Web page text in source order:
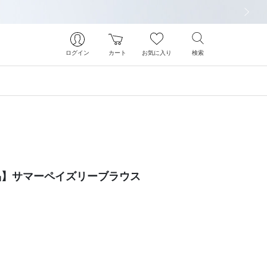
ログイン カート お気に入り 検索
サマーペイズリーブラウス